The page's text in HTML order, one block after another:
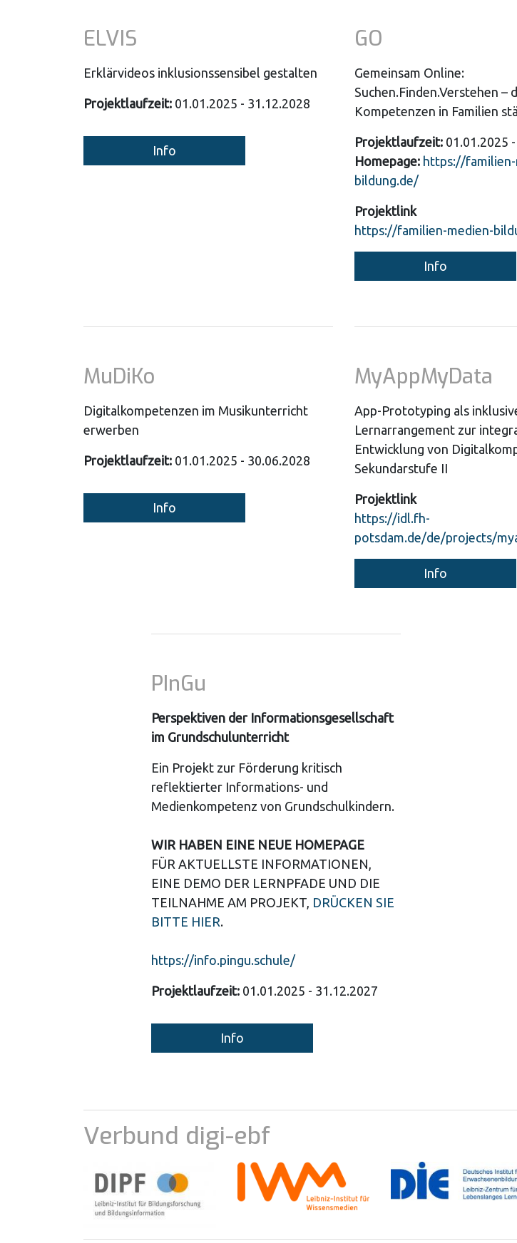
ELVIS
Erklärvideos inklusionssensibel gestalten
Projektlaufzeit: 01.01.2025 - 31.12.2028
Info
GO
Gemeinsam Online:
Suchen.Finden.Verstehen –
Kompetenzen in Familien
Projektlaufzeit:01.01.2025
Homepage: https://familien-
bildung.de/
Projektlink
https://familien-medien-
Info
MuDiKo
Digitalkompetenzen im Musikunterricht
erwerben
Projektlaufzeit: 01.01.2025 - 30.06.2028
Info
MyAppMyData
App-Prototyping als
Lernarrangement zur
Entwicklung von
Sekundarstufe II
Projektlink
https://idl.fh-
potsdam.de/de/projects/
Info
PInGu
Perspektiven der Informationsgesellschaft
im Grundschulunterricht
Ein Projekt zur Förderung kritisch
reflektierter Informations- und
Medienkompetenz von Grundschulkindern.
WIR HABEN EINE NEUE HOMEPAGE
FÜR AKTUELLSTE INFORMATIONEN,
EINE DEMO DER LERNPFADE UND DIE
TEILNAHME AM PROJEKT, DRÜCKEN SIE
BITTE HIER.
https://info.pingu.schule/
Projektlaufzeit: 01.01.2025 - 31.12.2027
Info
Verbund digi-ebf